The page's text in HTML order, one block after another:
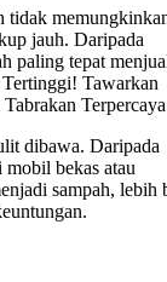
tidak
jauh. Daripada
paling tepat
Tawarkan
dibawa. Daripada
mobil bekas atau
sampah, lebih